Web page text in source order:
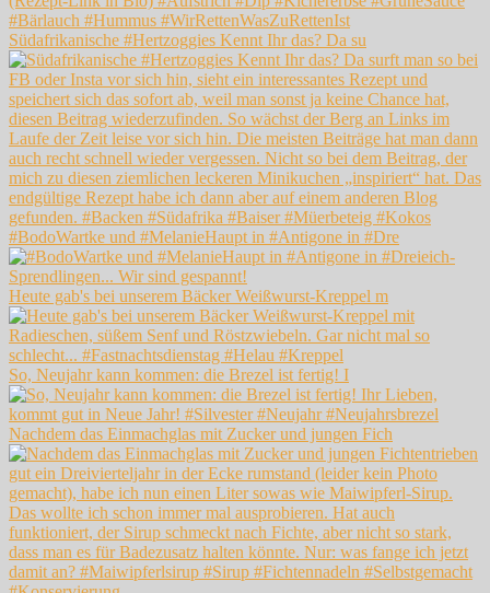
Südafrikanische #Hertzoggies Kennt Ihr das? Da su
#BodoWartke und #MelanieHaupt in #Antigone in #Dre
Heute gab's bei unserem Bäcker Weißwurst-Kreppel m
So, Neujahr kann kommen: die Brezel ist fertig! I
Nachdem das Einmachglas mit Zucker und jungen Fich